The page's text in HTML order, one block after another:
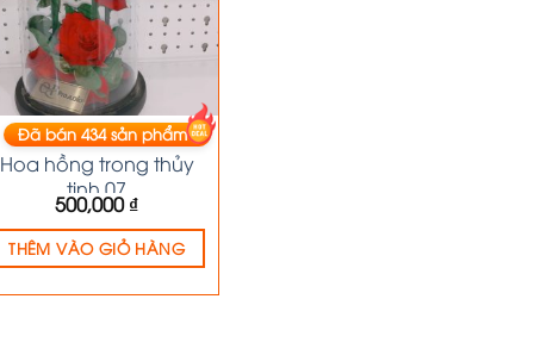
HOA KHÔ
Hoa hồng trong thủy
tinh 07
500,000₫
Đã bán434sản phẩm
THÊM VÀO GIỎ HÀNG